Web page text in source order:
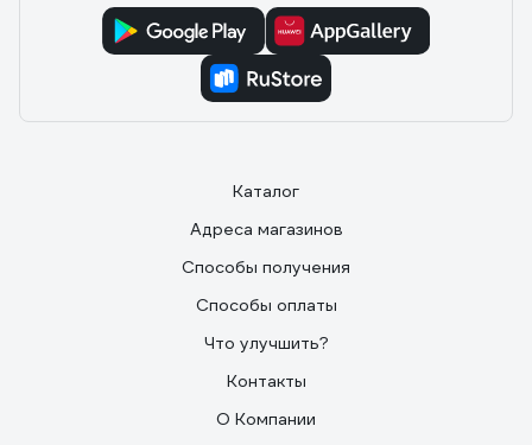
Каталог
Адреса магазинов
Способы получения
Способы оплаты
Что улучшить?
Контакты
О Компании